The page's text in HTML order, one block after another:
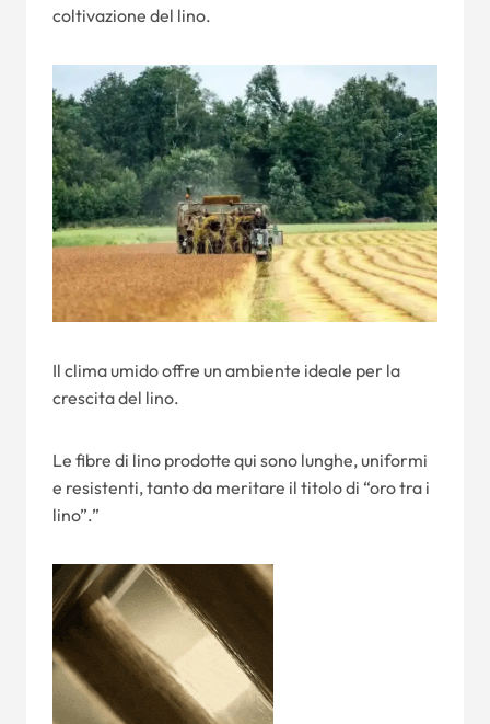
coltivazione del lino.
Il clima umido offre un ambiente ideale per la
crescita del lino.
Le fibre di lino prodotte qui sono lunghe, uniformi
e resistenti, tanto da meritare il titolo di “oro tra i
lino”.”